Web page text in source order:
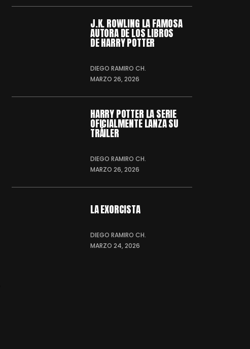
J.K. ROWLING LA FAMOSA
AUTORA DE LOS LIBROS
DE HARRY POTTER
DIEGO RAMIRO CH.
MARZO 26, 2026
HARRY POTTER LA SERIE
OFICIALMENTE LANZA SU
TRÁILER
DIEGO RAMIRO CH.
MARZO 26, 2026
LA EXORCISTA
DIEGO RAMIRO CH.
MARZO 24, 2026